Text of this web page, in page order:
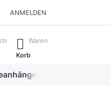
ANMELDEN
die Eingabetaste, um alle
Waren
Korb